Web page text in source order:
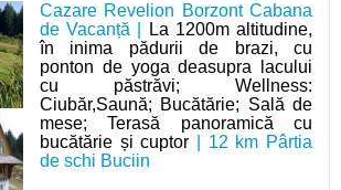
Cazare Revelion Borzont Cabana
de Vacanță |
La 1200m altitudine,
în inima pădurii de brazi, cu
ponton de yoga deasupra lacului
cu păstrăvi; Wellness:
Ciubăr,Saună; Bucătărie; Sală de
mese; Terasă panoramică cu
bucătărie și cuptor | 12 km Pârtia
de schi Buciin